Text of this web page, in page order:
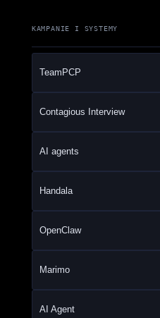
KAMPANIE I SYSTEMY
TeamPCP
Contagious Interview
AI agents
Handala
OpenClaw
Marimo
AI Agent